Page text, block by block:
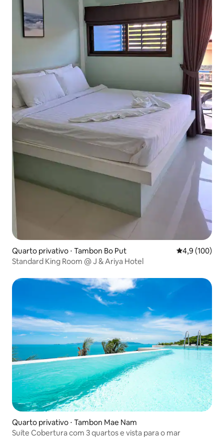
Quarto privativo ⋅ Tambon Bo Put 4,9 de uma
4,9 (100)
Standard King Room @ J & Ariya Hotel
Quarto privativo ⋅ Tambon Mae Nam
Suíte Cobertura com 3 quartos e vista para o mar